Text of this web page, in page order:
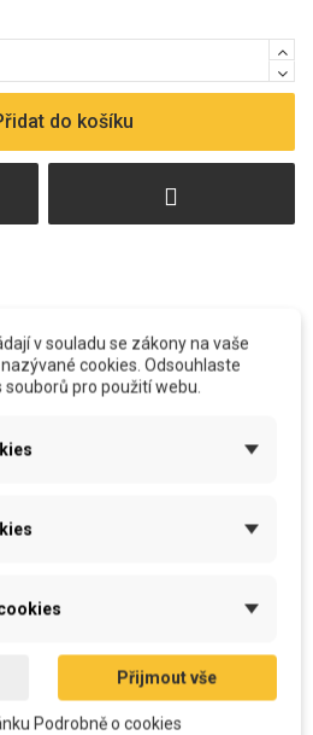
do košíku
vlákno s PUR tyčinkami
of Movement je vyroben z mikrovlákna,
dotek, který je vhodný do
hlavu...
v souladu se zákony na vaše
cookies. Odsouhlaste
pro použití webu.
Přijmout vše
Podrobně o cookies